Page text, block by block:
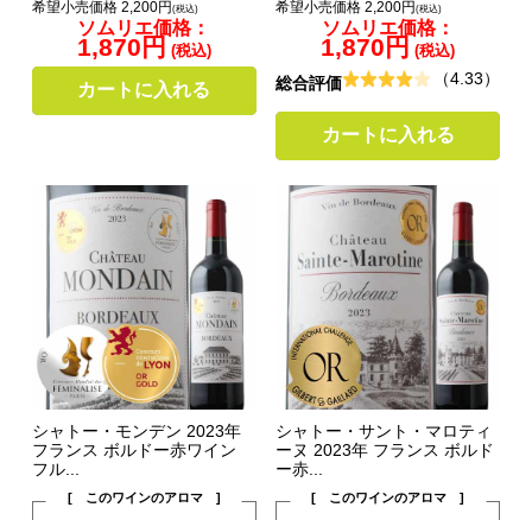
希望小売価格 2,200円(税込)
ソムリエ価格：
1,870円 (税込)
カートに入れる
希望小売価格 2,200円(税込)
ソムリエ価格：
1,870円 (税込)
総合評価 （4.33）
カートに入れる
シャトー・モンデン 2023年
フランス ボルドー赤ワイン
フル...
[ このワインのアロマ ]
シャトー・サント・マロティ
ーヌ 2023年 フランス ボルド
ー赤...
[ このワインのアロマ ]